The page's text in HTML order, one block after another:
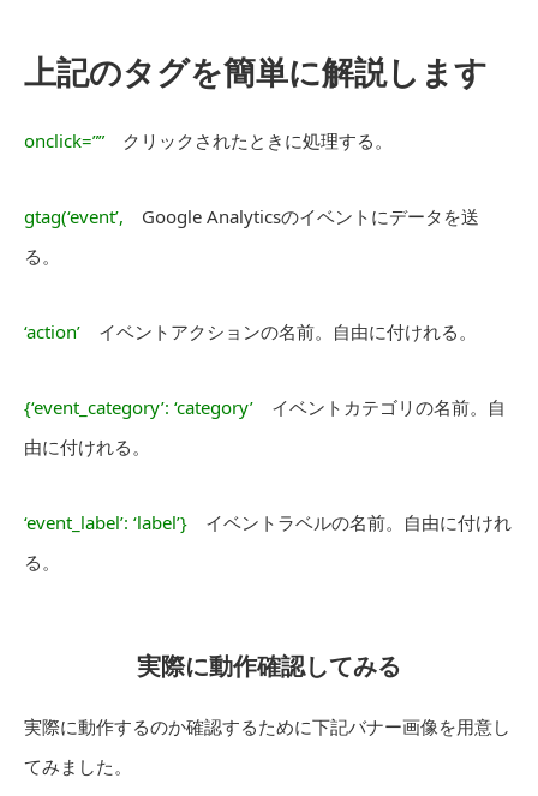
上記のタグを簡単に解説します
onclick=”” クリックされたときに処理する。
gtag(‘event’, Google Analyticsのイベントにデータを送
る。
‘action’ イベントアクションの名前。自由に付けれる。
{‘event_category’: ‘category’ イベントカテゴリの名前。自
由に付けれる。
‘event_label’: ‘label’} イベントラベルの名前。自由に付けれ
る。
実際に動作確認してみる
実際に動作するのか確認するために下記バナー画像を用意し
てみました。